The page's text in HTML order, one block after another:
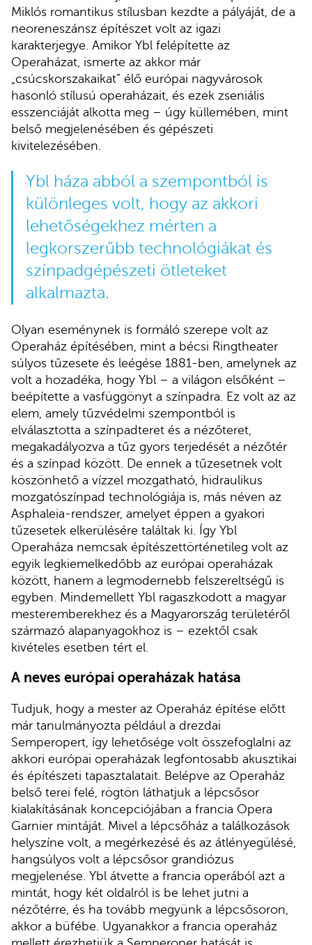
Miklós romantikus stílusban kezdte a pályáját, de a
neoreneszánsz építészet volt az igazi
karakterjegye. Amikor Ybl felépítette az
Operaházat, ismerte az akkor már
„csúcskorszakaikat” élő európai nagyvárosok
hasonló stílusú operaházait, és ezek zseniális
esszenciáját alkotta meg – úgy küllemében, mint
belső megjelenésében és gépészeti
kivitelezésében.
Ybl háza abból a szempontból is
különleges volt, hogy az akkori
lehetőségekhez mérten a
legkorszerűbb technológiákat és
színpadgépészeti ötleteket
alkalmazta.
Olyan eseménynek is formáló szerepe volt az
Operaház építésében, mint a bécsi Ringtheater
súlyos tűzesete és leégése 1881-ben, amelynek az
volt a hozadéka, hogy Ybl – a világon elsőként –
beépítette a vasfüggönyt a színpadra. Ez volt az az
elem, amely tűzvédelmi szempontból is
elválasztotta a színpadteret és a nézőteret,
megakadályozva a tűz gyors terjedését a nézőtér
és a színpad között. De ennek a tűzesetnek volt
köszönhető a vízzel mozgatható, hidraulikus
mozgatószínpad technológiája is, más néven az
Asphaleia-rendszer, amelyet éppen a gyakori
tűzesetek elkerülésére találtak ki. Így Ybl
Operaháza nemcsak építészettörténetileg volt az
egyik legkiemelkedőbb az európai operaházak
között, hanem a legmodernebb felszereltségű is
egyben. Mindemellett Ybl ragaszkodott a magyar
mesteremberekhez és a Magyarország területéről
származó alapanyagokhoz is – ezektől csak
kivételes esetben tért el.
A neves európai operaházak hatása
Tudjuk, hogy a mester az Operaház építése előtt
már tanulmányozta például a drezdai
Semperopert, így lehetősége volt összefoglalni az
akkori európai operaházak legfontosabb akusztikai
és építészeti tapasztalatait. Belépve az Operaház
belső terei felé, rögtön láthatjuk a lépcsősor
kialakításának koncepciójában a francia Opera
Garnier mintáját. Mivel a lépcsőház a találkozások
helyszíne volt, a megérkezésé és az átlényegülésé,
hangsúlyos volt a lépcsősor grandiózus
megjelenése. Ybl átvette a francia operából azt a
mintát, hogy két oldalról is be lehet jutni a
nézőtérre, és ha tovább megyünk a lépcsősoron,
akkor a büfébe. Ugyanakkor a francia operaház